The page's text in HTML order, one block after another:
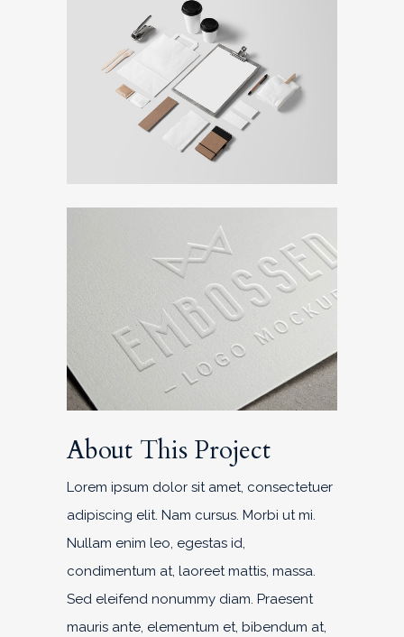
About This Project
Lorem ipsum dolor sit amet, consectetuer
adipiscing elit. Nam cursus. Morbi ut mi.
Nullam enim leo, egestas id,
condimentum at, laoreet mattis, massa.
Sed eleifend nonummy diam. Praesent
mauris ante, elementum et, bibendum at,